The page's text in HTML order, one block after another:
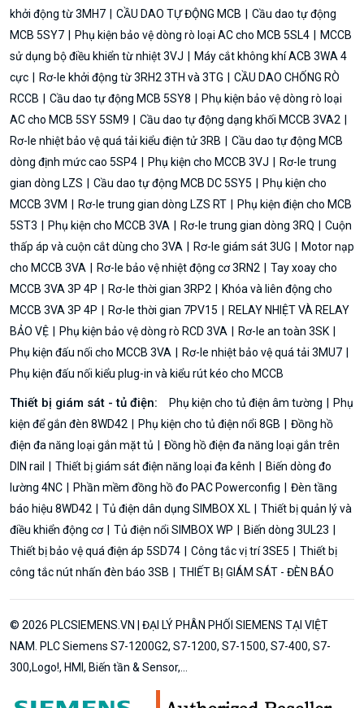
khởi động từ 3MH7
CẦU DAO TỰ ĐỘNG MCB
Cầu dao tự động
MCB 5SY7
Phụ kiện bảo vệ dòng rò loại AC cho MCB 5SL4
MCCB
sử dụng bộ điều khiển từ nhiệt 3VJ
Máy cắt không khí ACB 3WA 4
cực
Rơ-le khởi động từ 3RH2 3TH và 3TG
CẦU DAO CHỐNG RÒ
RCCB
Cầu dao tự động MCB 5SY8
Phụ kiện bảo vệ dòng rò loại
AC cho MCB 5SY 5SM9
Cầu dao tự động dạng khối MCCB 3VA2
Rơ-le nhiệt bảo vệ quá tải kiểu điện tử 3RB
Cầu dao tự động MCB
dòng định mức cao 5SP4
Phụ kiện cho MCCB 3VJ
Rơ-le trung
gian dòng LZS
Cầu dao tự động MCB DC 5SY5
Phụ kiện cho
MCCB 3VM
Rơ-le trung gian dòng LZS RT
Phụ kiện điện cho MCB
5ST3
Phụ kiện cho MCCB 3VA Rơ-le trung gian dòng 3RQ
Cuộn
thấp áp và cuộn cắt dùng cho 3VA
Rơ-le giám sát 3UG
Motor nạp
cho MCCB 3VA
Rơ-le bảo vệ nhiệt động cơ 3RN2
Tay xoay cho
MCCB 3VA 3P 4P
Rơ-le thời gian 3RP2
Khóa và liên động cho
MCCB 3VA 3P 4P
Rơ-le thời gian 7PV15
RELAY NHIỆT VÀ RELAY
BẢO VỆ
Phụ kiện bảo vệ dòng rò RCD 3VA
Rơ-le an toàn 3SK
Phụ kiện đấu nối cho MCCB 3VA
Rơ-le nhiệt bảo vệ quá tải 3MU7
Phụ kiện đấu nối kiểu plug-in và kiểu rút kéo cho MCCB
Thiết bị giám sát - tủ điện: Phụ kiện cho tủ điện âm tường
Phụ
kiện để gắn đèn 8WD42
Phụ kiện cho tủ điện nổi 8GB
Đồng hồ
điện đa năng loại gắn mặt tủ
Đồng hồ điện đa năng loại gắn trên
DIN rail
Thiết bị giám sát điện năng loại đa kênh
Biến dòng đo
lường 4NC
Phần mềm đồng hồ đo PAC Powerconfig
Đèn tầng
báo hiệu 8WD42
Tủ điện dân dụng SIMBOX XL
Thiết bị quản lý và
điều khiển động cơ
Tủ điện nổi SIMBOX WP
Biến dòng 3UL23
Thiết bị bảo vệ quá điện áp 5SD74
Công tắc vị trí 3SE5
Thiết bị
công tắc nút nhấn đèn báo 3SB
THIẾT BỊ GIÁM SÁT - ĐÈN BÁO
© 2026 PLCSIEMENS.VN | ĐẠI LÝ PHÂN PHỐI SIEMENS TẠI VIỆT
NAM. PLC Siemens S7-1200G2, S7-1200, S7-1500, S7-400, S7-
300,Logo!, HMI, Biến tần & Sensor,...